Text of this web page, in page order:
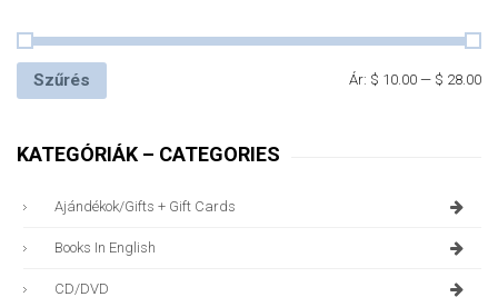
Szűrés Ár: $ 10.00 — $ 28.00
KATEGÓRIÁK – CATEGORIES
Ajándékok/gifts + Gift Cards
Books In English
CD/DVD